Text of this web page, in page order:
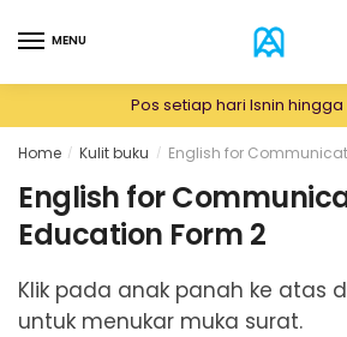
to
to
MENU
Pos setiap hari Isnin
Home / Kulit buku / English for
English for
Education Form 2
Klik pada anak panah ke atas
untuk menukar muka surat.